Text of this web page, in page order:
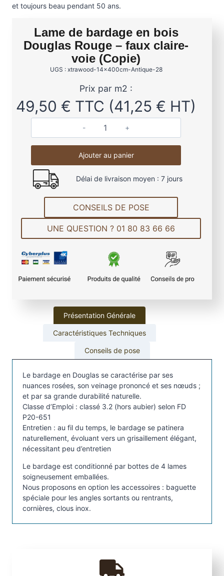
et toujours beau pendant 50 ans.
Lame de bardage en bois
Douglas Rouge – faux claire-
voie (Copie)
UGS : xtrawood-14x400cm-Antique-28
Prix par m2 :
49,50 € TTC (41,25 € HT)
q
u
a
t
t
é
d
e
L
a
m
d
e
b
a
r
d
a
g
e
e
b
o
s
D
Ajouter au panier
Délai de livraison moyen : 7 jours
CONSEILS DE POSE
UNE QUESTION ? 01 80 83 66 66
Présentation Générale
Caractéristiques Techniques
Conseils de pose
Le bardage en Douglas se caractérise par ses
nuances rosées, son veinage prononcé et ses nœuds ;
et par sa grande durabilité naturelle.
Classe d’Emploi : classé 3.2 (hors aubier) selon FD
P20-651
Entretien : au fil du temps, le bardage se patinera
naturellement, évoluant vers un grisaillement élégant,
nécessitant peu d’entretien
Le bardage est conditionné par bottes de 4 lames
soigneusement emballées.
Nous proposons en option les accessoires : baguette
spéciale pour les angles sortants ou rentrants,
cornières, clous inox.